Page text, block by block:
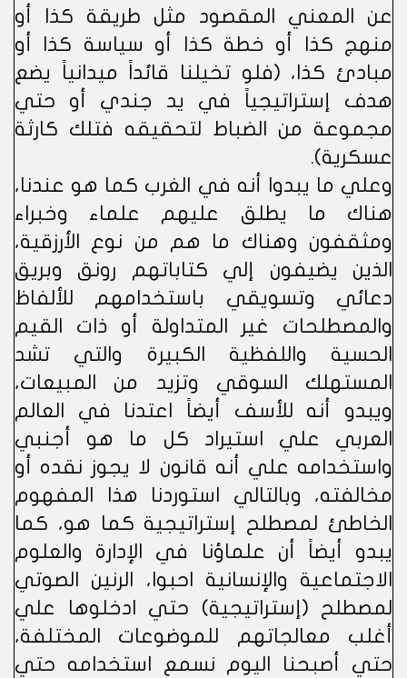
عن المعني المقصود مثل طريقة كذا أو
منهج كذا أو خطة كذا أو سياسة كذا أو
مبادئ كذا، (فلو تخيلنا قائداً ميدانياً يضع
هدف إستراتيجياً في يد جندي أو حتي
مجموعة من الضباط لتحقيقه فتلك كارثة
عسكرية).
وعلي ما يبدوا أنه في الغرب كما هو عندنا،
هناك ما يطلق عليهم علماء وخبراء
ومثقفون وهناك ما هم من نوع الأرزقية،
الذين يضيفون إلي كتاباتهم رونق وبريق
دعائي وتسويقي باستخدامهم للألفاظ
والمصطلحات غير المتداولة أو ذات القيم
الحسية واللفظية الكبيرة والتي تشد
المستهلك السوقي وتزيد من المبيعات،
ويبدو أنه للأسف أيضاً اعتدنا في العالم
العربي علي استيراد كل ما هو أجنبي
واستخدامه علي أنه قانون لا يجوز نقده أو
مخالفته، وبالتالي استوردنا هذا المفهوم
الخاطئ لمصطلح إستراتيجية كما هو، كما
يبدو أيضاً أن علماؤنا في الإدارة والعلوم
الاجتماعية والإنسانية احبوا، الرنين الصوتي
لمصطلح (إستراتيجية) حتي ادخلوها علي
أغلب معالجاتهم للموضوعات المختلفة،
حتي أصبحنا اليوم نسمع استخدامه حتي